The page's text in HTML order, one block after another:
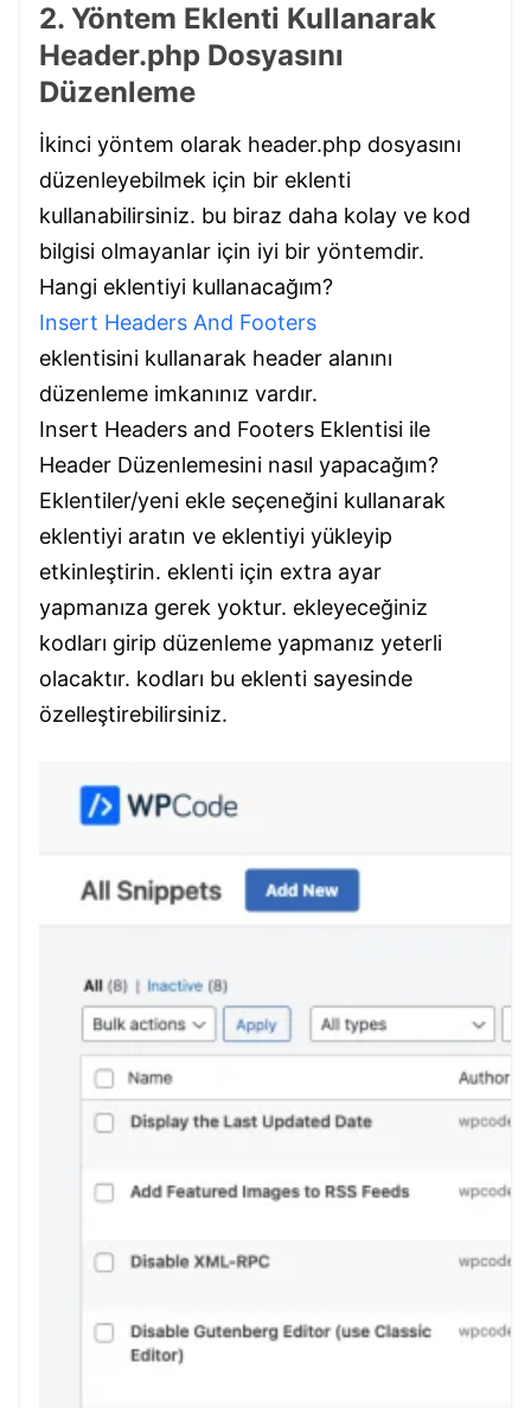
2. Yöntem Eklenti Kullanarak
Header.php Dosyasını
Düzenleme
İkinci yöntem olarak header.php dosyasını
düzenleyebilmek için bir eklenti
kullanabilirsiniz. bu biraz daha kolay ve kod
bilgisi olmayanlar için iyi bir yöntemdir.
Hangi eklentiyi kullanacağım?
Insert Headers And Footers
eklentisini kullanarak header alanını
düzenleme imkanınız vardır.
Insert Headers and Footers Eklentisi ile
Header Düzenlemesini nasıl yapacağım?
Eklentiler/yeni ekle seçeneğini kullanarak
eklentiyi aratın ve eklentiyi yükleyip
etkinleştirin. eklenti için extra ayar
yapmanıza gerek yoktur. ekleyeceğiniz
kodları girip düzenleme yapmanız yeterli
olacaktır. kodları bu eklenti sayesinde
özelleştirebilirsiniz.